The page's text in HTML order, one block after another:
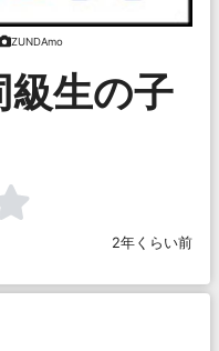
ZUNDAmo
生の子
2年くらい前